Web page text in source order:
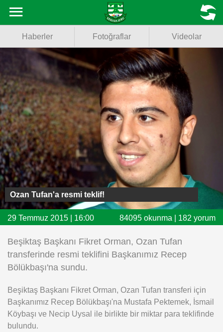
Fotoğraflar
Videolar
Basketbol
Voleybol
Puan Durumu
Fikstür
Facebook
Twitter
Instagram
Android
iOS
MENU
Haberler Fotoğraflar Videolar
Ozan Tufan'a resmi teklif!
29 Temmuz 2015 | 16:00 84095 okunma | 182 yorum
Beşiktaş Başkanı Fikret Orman, Ozan Tufan
transferinde resmi teklifini Başkanımız Recep
Bölükbaşı'na sundu.
Beşiktaş Başkanı Fikret Orman, Ozan Tufan transferi için
Başkanımız Recep Bölükbaşı'na Mustafa Pektemek, İsmail
Köybaşı ve Necip Uysal ile birlikte bir miktar para teklifinde
bulundu.